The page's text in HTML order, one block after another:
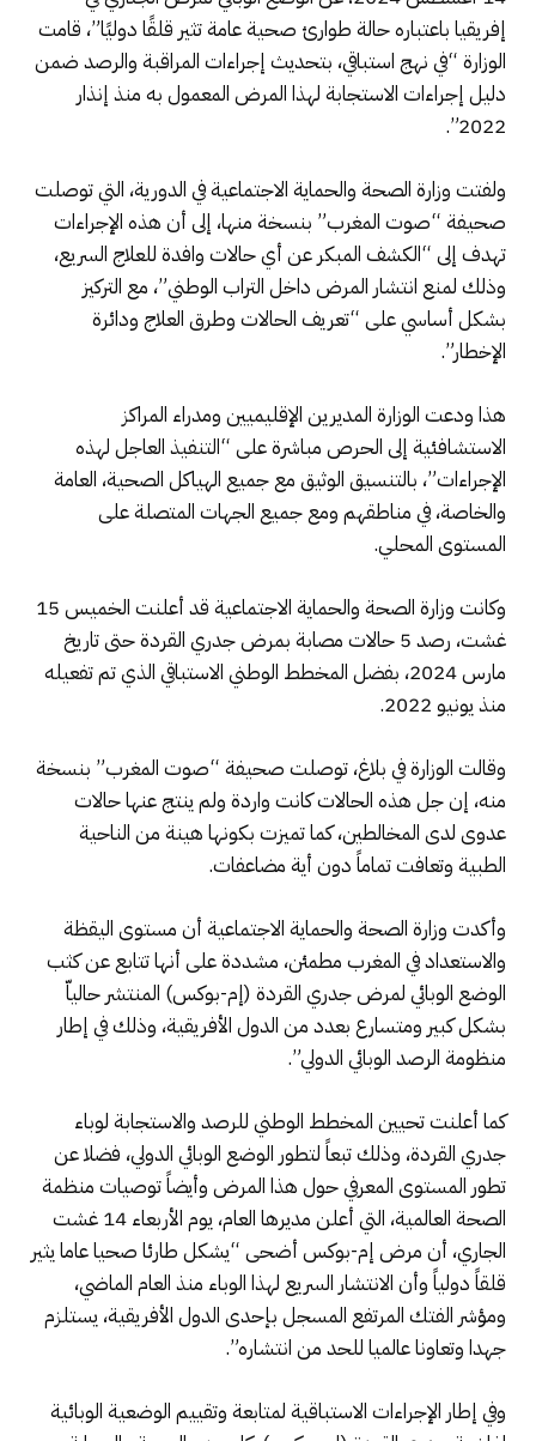
إفريقيا باعتباره حالة طوارئ صحية عامة تثير قلقًا دوليًا”، قامت
الوزارة “في نهج استباقي، بتحديث إجراءات المراقبة والرصد ضمن
دليل إجراءات الاستجابة لهذا المرض المعمول به منذ إنذار
2022”.
ولفتت وزارة الصحة والحماية الاجتماعية في الدورية، التي توصلت
صحيفة “صوت المغرب” بنسخة منها، إلى أن هذه الإجراءات
تهدف إلى “الكشف المبكر عن أي حالات وافدة للعلاج السريع،
وذلك لمنع انتشار المرض داخل التراب الوطني”، مع التركيز
بشكل أساسي على “تعريف الحالات وطرق العلاج ودائرة
الإخطار”.
هذا ودعت الوزارة المديرين الإقليميين ومدراء المراكز
الاستشافئية إلى الحرص مباشرة على “التنفيذ العاجل لهذه
الإجراءات”، بالتنسيق الوثيق مع جميع الهياكل الصحية، العامة
والخاصة، في مناطقهم ومع جميع الجهات المتصلة على
المستوى المحلي.
وكانت وزارة الصحة والحماية الاجتماعية قد أعلنت الخميس 15
غشت، رصد 5 حالات مصابة بمرض جدري القردة حتى تاريخ
مارس 2024، بفضل المخطط الوطني الاستباقي الذي تم تفعيله
منذ يونيو 2022.
وقالت الوزارة في بلاغ، توصلت صحيفة “صوت المغرب” بنسخة
منه، إن جل هذه الحالات كانت واردة ولم ينتج عنها حالات
عدوى لدى المخالطين، كما تميزت بكونها هينة من الناحية
الطبية وتعافت تماماً دون أية مضاعفات.
وأكدت وزارة الصحة والحماية الاجتماعية أن مستوى اليقظة
والاستعداد في المغرب مطمئن، مشددة على أنها تتابع عن كثب
الوضع الوبائي لمرض جدري القردة (إم-بوكس) المنتشر حالياّ
بشكل كبير ومتسارع بعدد من الدول الأفريقية، وذلك في إطار
منظومة الرصد الوبائي الدولي”.
كما أعلنت تحيين المخطط الوطني للرصد والاستجابة لوباء
جدري القردة، وذلك تبعاً لتطور الوضع الوبائي الدولي، فضلا عن
تطور المستوى المعرفي حول هذا المرض وأيضاً توصيات منظمة
الصحة العالمية، التي أعلن مديرها العام، يوم الأربعاء 14 غشت
الجاري، أن مرض إم-بوكس أضحى “يشكل طارئا صحيا عاما يثير
قلقاً دولياً وأن الانتشار السريع لهذا الوباء منذ العام الماضي،
ومؤشر الفتك المرتفع المسجل بإحدى الدول الأفريقية، يستلزم
جهدا وتعاونا عالميا للحد من انتشاره”.
وفي إطار الإجراءات الاستباقية لمتابعة وتقييم الوضعية الوبائية